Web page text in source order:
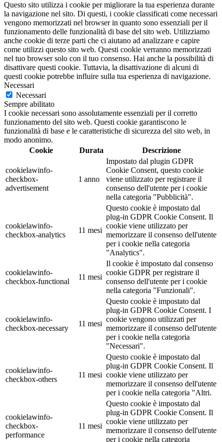
Questo sito utilizza i cookie per migliorare la tua esperienza durante
la navigazione nel sito. Di questi, i cookie classificati come necessari
vengono memorizzati nel browser in quanto sono essenziali per il
funzionamento delle funzionalità di base del sito web. Utilizziamo
anche cookie di terze parti che ci aiutano ad analizzare e capire
come utilizzi questo sito web. Questi cookie verranno memorizzati
nel tuo browser solo con il tuo consenso. Hai anche la possibilità di
disattivare questi cookie. Tuttavia, la disattivazione di alcuni di
questi cookie potrebbe influire sulla tua esperienza di navigazione.
Necessari
Necessari
Sempre abilitato
I cookie necessari sono assolutamente essenziali per il corretto
funzionamento del sito web. Questi cookie garantiscono le
funzionalità di base e le caratteristiche di sicurezza del sito web, in
modo anonimo.
Cookie
Durata Descrizione
cookielawinfo-
checkbox-
advertisement
1 anno
Impostato dal plugin GDPR
Cookie Consent, questo cookie
viene utilizzato per registrare il
consenso dell'utente per i cookie
nella categoria "Pubblicità".
cookielawinfo-
checkbox-analytics
11 mesi
Questo cookie è impostato dal
plug-in GDPR Cookie Consent. Il
cookie viene utilizzato per
memorizzare il consenso dell'utente
per i cookie nella categoria
"Analytics".
cookielawinfo-
checkbox-functional
11 mesi
Il cookie è impostato dal consenso
cookie GDPR per registrare il
consenso dell'utente per i cookie
nella categoria "Funzionali".
cookielawinfo-
checkbox-necessary
11 mesi
Questo cookie è impostato dal
plug-in GDPR Cookie Consent. I
cookie vengono utilizzati per
memorizzare il consenso dell'utente
per i cookie nella categoria
"Necessari".
cookielawinfo-
checkbox-others
11 mesi
Questo cookie è impostato dal
plug-in GDPR Cookie Consent. Il
cookie viene utilizzato per
memorizzare il consenso dell'utente
per i cookie nella categoria "Altri.
cookielawinfo-
checkbox-
performance
11 mesi
Questo cookie è impostato dal
plug-in GDPR Cookie Consent. Il
cookie viene utilizzato per
memorizzare il consenso dell'utente
per i cookie nella categoria